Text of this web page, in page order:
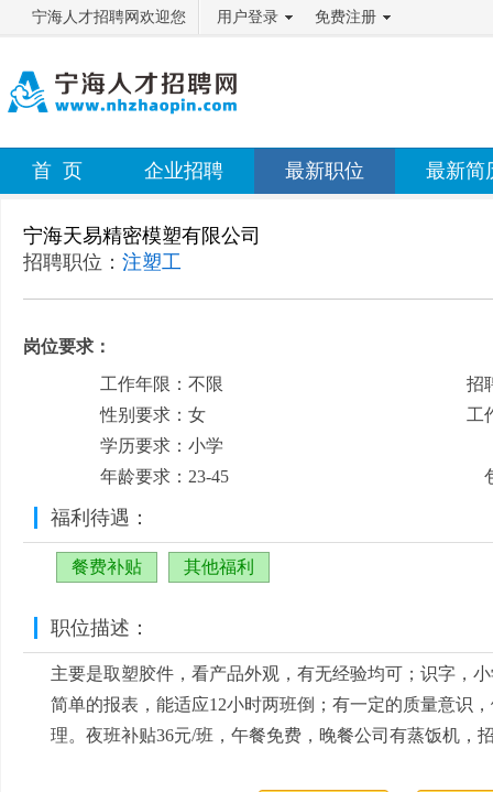
宁海人才招聘网欢迎您 用户登录 免费注册
首 页 企业招聘 最新职位 最新简
宁海天易精密模塑有限公司
招聘职位： 注塑工
岗位要求：
工作年限：不限
性别要求：女
学历要求：小学
年龄要求：23-45
招
工
福利待遇：
餐费补贴 其他福利
职位描述：
主要是取塑胶件，看产品外观，有无经验均可；识字，
简单的报表，能适应12小时两班倒；有一定的质量意识
理。夜班补贴36元/班，午餐免费，晚餐公司有蒸饭机，